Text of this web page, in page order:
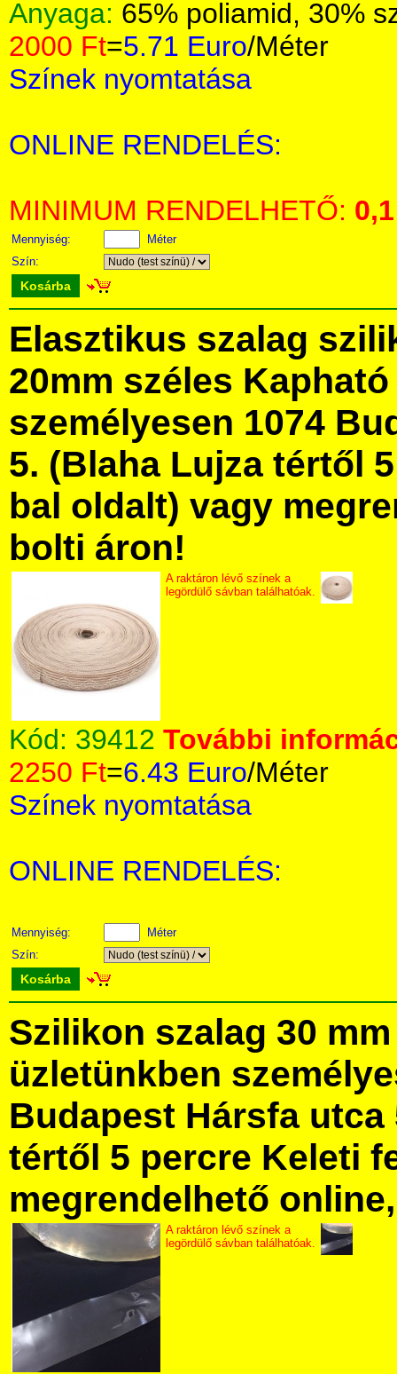
Anyaga: 65% poliamid, 30%
2000 Ft=5.71 Euro/Méter
Színek nyomtatása
ONLINE RENDELÉS:
MINIMUM RENDELHETŐ: 0,1
Mennyiség:
Méter
Szín:
Kosárba
Elasztikus szalag
20mm széles
személyesen 1074
5. (Blaha Lujza tértől
bal oldalt) vagy
bolti áron!
A raktáron lévő színek a
legördülő sávban találhatóak.
Kód: 39412 További
2250 Ft=6.43 Euro/Méter
Színek nyomtatása
ONLINE RENDELÉS:
Mennyiség:
Méter
Szín:
Kosárba
Szilikon szalag 30
üzletünkben
Budapest Hársfa utca
tértől 5 percre Keleti
megrendelhető
A raktáron lévő színek a
legördülő sávban találhatóak.